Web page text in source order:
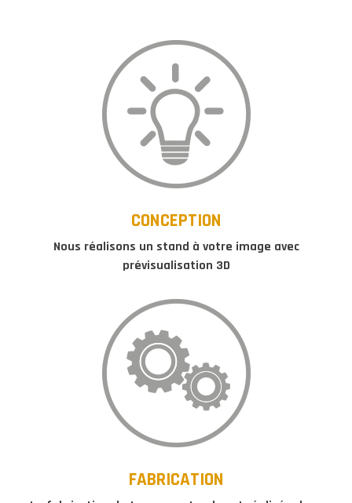
CONCEPTION
Nous réalisons un stand à votre image avec
prévisualisation 3D
FABRICATION